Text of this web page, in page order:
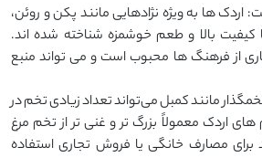
اردک ‌ها به‌ ویژه نژادهایی مانند پکن و روئن،
کیفیت بالا و طعم خوشمزه شناخته شده ‌اند.
از فرهنگ ‌ها محبوب است و می ‌تواند منبع
مانند کمبل می‌تواند تعداد زیادی تخم در
اردک معمولاً بزرگ ‌تر و غنی ‌تر از تخم مرغ
مصارف خانگی یا فروش تجاری استفاده